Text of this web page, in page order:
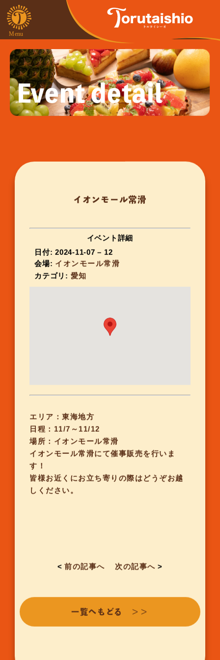
Event detail
イオンモール常滑
イベント詳細
日付: 2024-11-07 – 12
会場: イオンモール常滑
カテゴリ: 愛知
エリア：東海地方
日程：11/7～11/12
場所：イオンモール常滑
イオンモール常滑にて催事販売を行いま
す！
皆様お近くにお立ち寄りの際はどうぞお越
しください。
<前の記事へ 次の記事へ >
一覧へもどる ＞＞